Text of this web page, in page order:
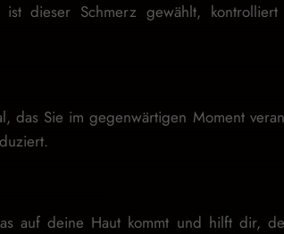
dieser Schmerz gewählt,
das Sie im gegenwärtigen Moment
auf deine Haut kommt und hilft dir,